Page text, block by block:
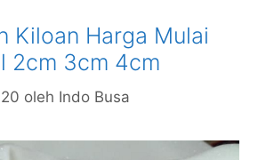
Kiloan Harga Mulai
2cm 3cm 4cm
oleh Indo Busa